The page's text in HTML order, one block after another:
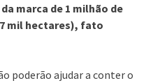
marca de 1 milhão de
mil hectares), fato
poderão ajudar a conter o